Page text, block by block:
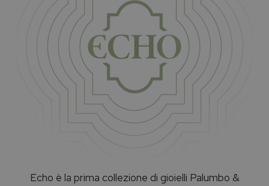
Echo è la prima collezione di gioielli Palumbo &